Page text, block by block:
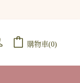
購物車(0)